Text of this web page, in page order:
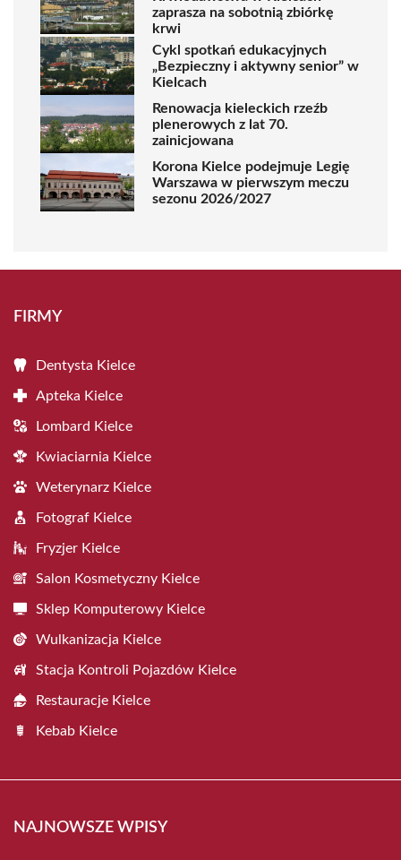
zaprasza na sobotnią zbiórkę
krwi
Cykl spotkań edukacyjnych
„Bezpieczny i aktywny senior” w
Kielcach
Renowacja kieleckich rzeźb
plenerowych z lat 70.
zainicjowana
Korona Kielce podejmuje Legię
Warszawa w pierwszym meczu
sezonu 2026/2027
FIRMY
Dentysta Kielce
Apteka Kielce
Lombard Kielce
Kwiaciarnia Kielce
Weterynarz Kielce
Fotograf Kielce
Fryzjer Kielce
Salon Kosmetyczny Kielce
Sklep Komputerowy Kielce
Wulkanizacja Kielce
Stacja Kontroli Pojazdów Kielce
Restauracje Kielce
Kebab Kielce
NAJNOWSZE WPISY